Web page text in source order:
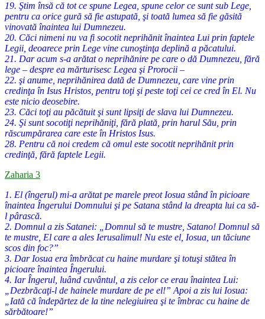
19. Ştim însă că tot ce spune Legea, spune celor ce sunt sub Lege,
pentru ca orice gură să fie astupată, şi toată lumea să fie găsită
vinovată înaintea lui Dumnezeu.
20. Căci nimeni nu va fi socotit neprihănit înaintea Lui prin faptele
Legii, deoarece prin Lege vine cunoştinţa deplină a păcatului.
21. Dar acum s-a arătat o neprihănire pe care o dă Dumnezeu, fără
lege – despre ea mărturisesc Legea şi Prorocii –
22. şi anume, neprihănirea dată de Dumnezeu, care vine prin
credinţa în Isus Hristos, pentru toţi şi peste toţi cei ce cred în El. Nu
este nicio deosebire.
23. Căci toţi au păcătuit şi sunt lipsiţi de slava lui Dumnezeu.
24. Şi sunt socotiţi neprihăniţi, fără plată, prin harul Său, prin
răscumpărarea care este în Hristos Isus.
28. Pentru că noi credem că omul este socotit neprihănit prin
credinţă, fără faptele Legii.
Zaharia 3
1. El (îngerul) mi-a arătat pe marele preot Iosua stând în picioare
înaintea Îngerului Domnului şi pe Satana stând la dreapta lui ca să-
l pârască.
2. Domnul a zis Satanei: „Domnul să te mustre, Satano! Domnul să
te mustre, El care a ales Ierusalimul! Nu este el, Iosua, un tăciune
scos din foc?”
3. Dar Iosua era îmbrăcat cu haine murdare şi totuşi stătea în
picioare înaintea Îngerului.
4. Iar Îngerul, luând cuvântul, a zis celor ce erau înaintea Lui:
„Dezbrăcaţi-l de hainele murdare de pe el!” Apoi a zis lui Iosua:
„Iată că îndepărtez de la tine nelegiuirea şi te îmbrac cu haine de
sărbătoare!”